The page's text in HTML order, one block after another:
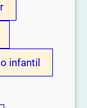
infantil